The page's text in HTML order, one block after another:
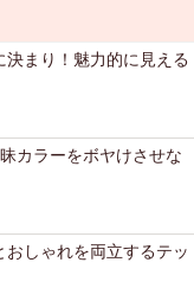
まり！魅力的に見える
カラーをボヤけさせな
しゃれを両立するテッ